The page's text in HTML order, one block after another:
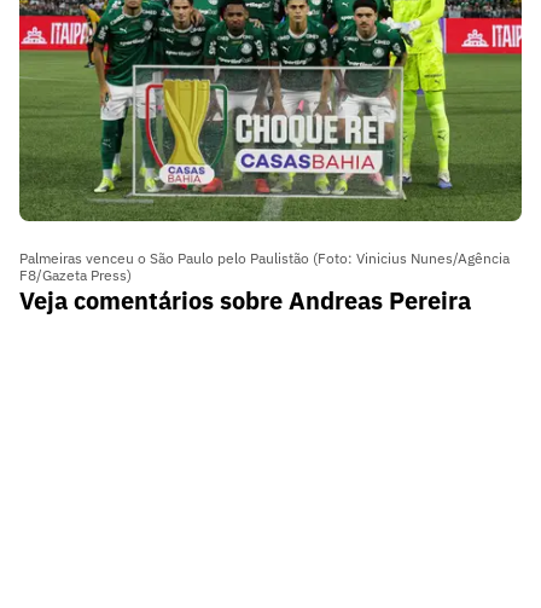
Palmeiras venceu o São Paulo pelo Paulistão (Foto: Vinicius Nunes/Agência
F8/Gazeta Press)
Veja comentários sobre Andreas Pereira